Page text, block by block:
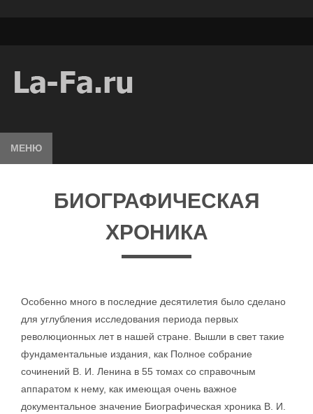
МЕНЮ
БИОГРАФИЧЕСКАЯ
ХРОНИКА
Особенно много в последние десятилетия было сделано
для углубления исследования периода первых
революционных лет в нашей стране. Вышли в свет такие
фундаментальные издания, как Полное собрание
сочинений В. И. Ленина в 55 томах со справочным
аппаратом к нему, как имеющая очень важное
документальное значение Биографическая хроника В. И.